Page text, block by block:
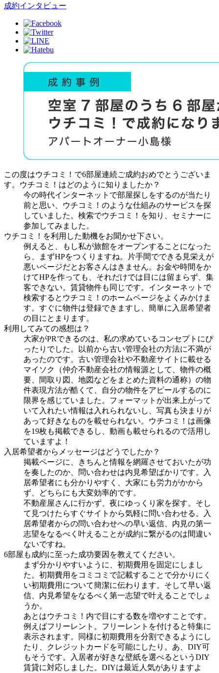
成約インタビュー
この度はウチコミ！で6部屋連続ご成約おめでとうございま
す。ウチコミ！はどのように知りましたか？
今の時代インターネットで部屋探しをするのが当たり
前と思い、ウチコミ！のような仕組みのサービスを探
していました。検索でウチコミ！を知り、セミナーに
参加してみました。
ウチコミ！を利用した動機をお聞かせ下さい。
例えると、もし私が旅館をオープンすることになった
ら、まずHPをつくりますね。片手間でできる見栄えが
悪いページだとお客さんはきません。お金や時間をか
けてHPを作っても、それだけでは目には留まらず、集
客できない。賃貸物件も同じです。インターネットで
検索するとウチコミ！のホームページをよくみかけま
す。すぐに物件は登録できますし、簡単に入居希望者
の目にとまります。
利用してみての感想は？
大家がPRできるのは、私の求めているコンセプトにぴ
ったりでした。以前から古い管理会社の方法に不満が
あったのです。古い管理会社や不動産サイトに載せる
マイソク（仲介不動産会社の情報源として、物件の概
要、間取り図、地図などをまとめた資料の通称）の物
件表現方法が酷くて、自分の物件をアピールするのに
限界を感じていました。フォーマットが出来上がって
いて入れたい情報は入れられないし、写真も決まりが
あって好きなものを載せられない。ウチコミ！は画像
を19枚も掲載できるし、動画も載せられるので活用し
ていますよ！
入居希望者からメッセージはどうでしたか？
掲載ページに、きちんと情報を網羅させておいたが功
を奏したのか、問い合わせは内見希望ばかりです。入
居希望者にも分かりやすく、大家にも労力がかから
ず、どちらにも大変効率的です。
不動産屋さんに行かず、夜にゆっくり家を探す。そし
て見つけたらすぐサイトから気軽に問い合わせる。入
居希望者からの問い合わせへの早い返信、内見の第一
志望をなるべく叶えることが成約に繋がるのは間違い
ないですね。
6部屋も成約に至った成功要因を教えてください。
まず分かりやすいように、初期費用を固定にしまし
た。初期費用をコミコミで記載することで分かりにく
い初期費用について簡潔に伝わります。そして早い返
信、内見希望をなるべく第一志望で叶えることでしょ
うか。
あとはウチコミ！内で目にする数を増やすことです。
例えばフリーレント。フリーレントを付けると特集に
表示されます。同様に初期費用を分割できるようにし
たり、クレジットカードを可能にしたり。あ、DIY可
もそうです。入居者が好きな壁紙を選べるというDIY
賃貸に対応しました。DIYは最近人気がありますよ